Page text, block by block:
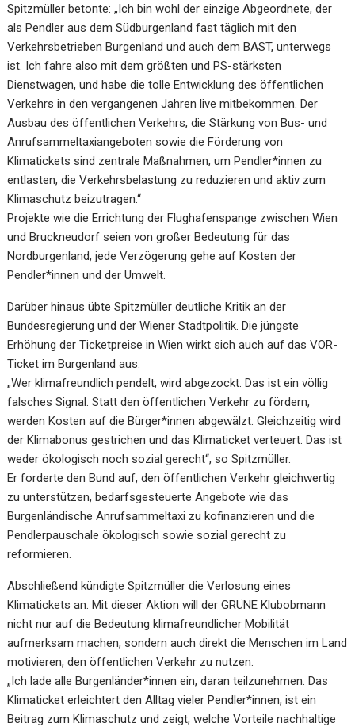
Spitzmüller betonte: „Ich bin wohl der einzige Abgeordnete, der
als Pendler aus dem Südburgenland fast täglich mit den
Verkehrsbetrieben Burgenland und auch dem BAST, unterwegs
ist. Ich fahre also mit dem größten und PS-stärksten
Dienstwagen, und habe die tolle Entwicklung des öffentlichen
Verkehrs in den vergangenen Jahren live mitbekommen. Der
Ausbau des öffentlichen Verkehrs, die Stärkung von Bus- und
Anrufsammeltaxiangeboten sowie die Förderung von
Klimatickets sind zentrale Maßnahmen, um Pendler*innen zu
entlasten, die Verkehrsbelastung zu reduzieren und aktiv zum
Klimaschutz beizutragen.“
Projekte wie die Errichtung der Flughafenspange zwischen Wien
und Bruckneudorf seien von großer Bedeutung für das
Nordburgenland, jede Verzögerung gehe auf Kosten der
Pendler*innen und der Umwelt.
Darüber hinaus übte Spitzmüller deutliche Kritik an der
Bundesregierung und der Wiener Stadtpolitik. Die jüngste
Erhöhung der Ticketpreise in Wien wirkt sich auch auf das VOR-
Ticket im Burgenland aus.
„Wer klimafreundlich pendelt, wird abgezockt. Das ist ein völlig
falsches Signal. Statt den öffentlichen Verkehr zu fördern,
werden Kosten auf die Bürger*innen abgewälzt. Gleichzeitig wird
der Klimabonus gestrichen und das Klimaticket verteuert. Das ist
weder ökologisch noch sozial gerecht“, so Spitzmüller.
Er forderte den Bund auf, den öffentlichen Verkehr gleichwertig
zu unterstützen, bedarfsgesteuerte Angebote wie das
Burgenländische Anrufsammeltaxi zu kofinanzieren und die
Pendlerpauschale ökologisch sowie sozial gerecht zu
reformieren.
Abschließend kündigte Spitzmüller die Verlosung eines
Klimatickets an. Mit dieser Aktion will der GRÜNE Klubobmann
nicht nur auf die Bedeutung klimafreundlicher Mobilität
aufmerksam machen, sondern auch direkt die Menschen im Land
motivieren, den öffentlichen Verkehr zu nutzen.
„Ich lade alle Burgenländer*innen ein, daran teilzunehmen. Das
Klimaticket erleichtert den Alltag vieler Pendler*innen, ist ein
Beitrag zum Klimaschutz und zeigt, welche Vorteile nachhaltige